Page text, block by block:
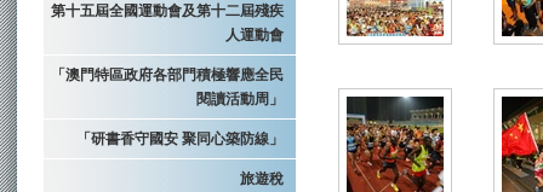
第十五屆全國運動會及第十二屆殘疾
人運動會
「澳門特區政府各部門積極響應全民
閱讀活動周」
「研書香守國安 聚同心築防線」
旅遊稅